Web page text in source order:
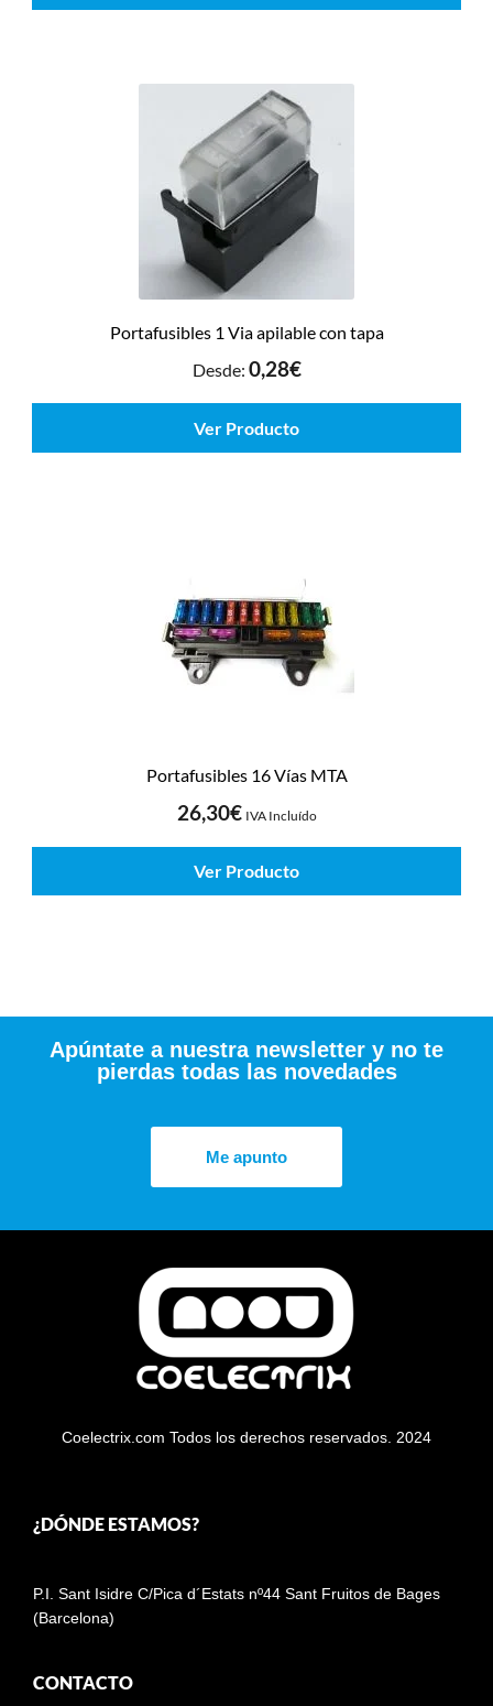
Portafusibles 1 Via apilable con tapa
Desde: 0,28€
Ver Producto
Portafusibles 16 Vías MTA
26,30€ IVA Incluído
Ver Producto
Apúntate a nuestra newsletter y no te
pierdas todas las novedades
Me apunto
Coelectrix.com Todos los derechos reservados. 2024
¿DÓNDE ESTAMOS?
P.I. Sant Isidre C/Pica d´Estats nº44 Sant Fruitos de Bages
(Barcelona)
CONTACTO